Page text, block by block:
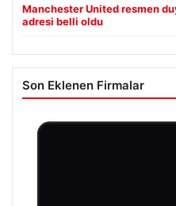
Manchester United resmen
adresi belli oldu
Son Eklenen Firmalar